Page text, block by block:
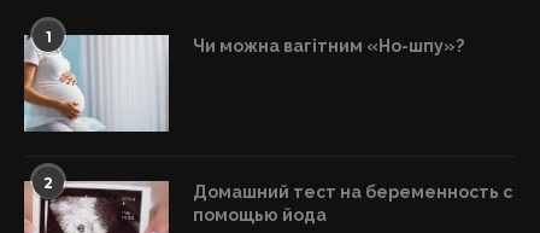
1 Чи можна вагітним «Но-шпу»?
2
Домашний тест на беременность с
помощью йода